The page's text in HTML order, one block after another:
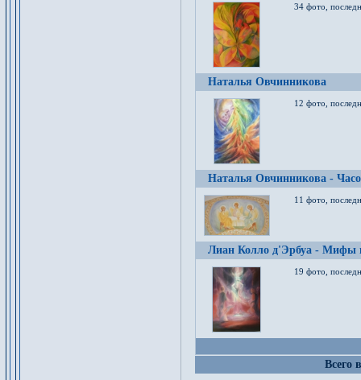
34 фото,
Наталья Овчинникова
12 фото,
Наталья Овчинникова -
11 фото,
Лиан Колло д'Эрбуа - Мифы
19 фото,
Всего